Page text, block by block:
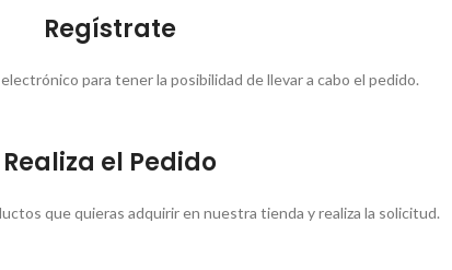
Regístrate
para tener la posibilidad de llevar a cabo el pedido.
Realiza el Pedido
que quieras adquirir en nuestra tienda y realiza la solicitud.